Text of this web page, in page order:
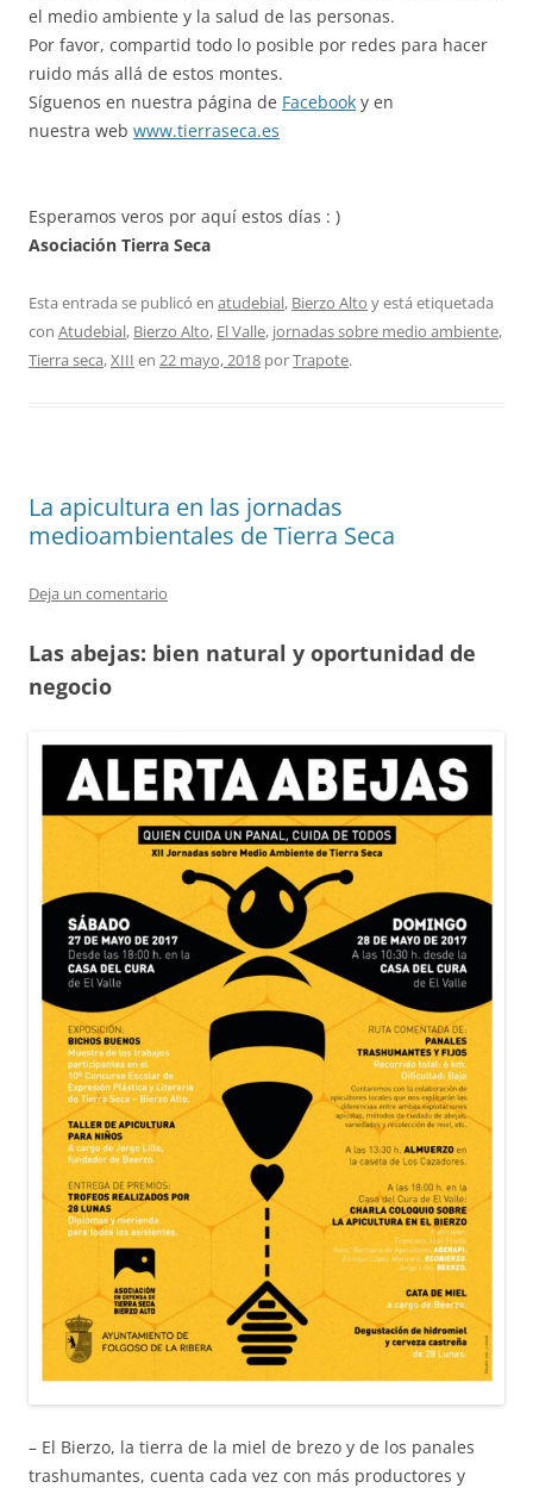
el medio ambiente y la salud de las personas.
Por favor, compartid todo lo posible por redes para hacer
ruido más allá de estos montes.
Síguenos en nuestra página de Facebook y en
nuestra web www.tierraseca.es
Esperamos veros por aquí estos días : )
Asociación Tierra Seca
Esta entrada se publicó en atudebial, Bierzo Alto y está etiquetada
con Atudebial, Bierzo Alto, El Valle, jornadas sobre medio ambiente,
Tierra seca,XIII en 22 mayo, 2018 porTrapote.
La apicultura en las jornadas
medioambientales de Tierra Seca
Deja un comentario
Las abejas: bien natural y oportunidad de
negocio
– El Bierzo, la tierra de la miel de brezo y de los panales
trashumantes, cuenta cada vez con más productores y